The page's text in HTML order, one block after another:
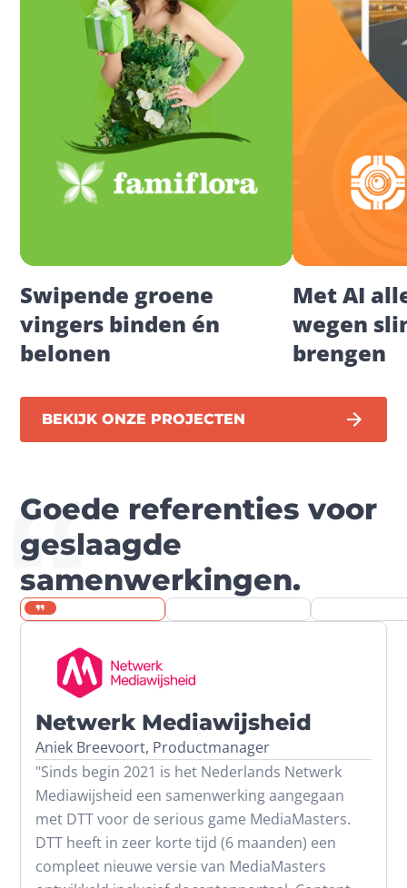
Swipende groene
vingers binden én
belonen
Met AI
wegen
brengen
BEKIJK ONZE PROJECTEN
Goede referenties voor
geslaagde
samenwerkingen.
Netwerk Mediawijsheid
Aniek Breevoort, Productmanager
"Sinds begin 2021 is het Nederlands Netwerk
Mediawijsheid een samenwerking aangegaan
met DTT voor de serious game MediaMasters.
DTT heeft in zeer korte tijd (6 maanden) een
compleet nieuwe versie van MediaMasters